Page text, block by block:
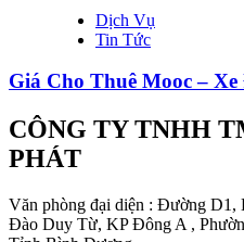
Dịch Vụ
Tin Tức
Giá Cho Thuê Mooc –
CÔNG TY TNHH
PHÁT
Văn phòng đại diện : Đường D1,
Đào Duy Từ, KP Đông A ,